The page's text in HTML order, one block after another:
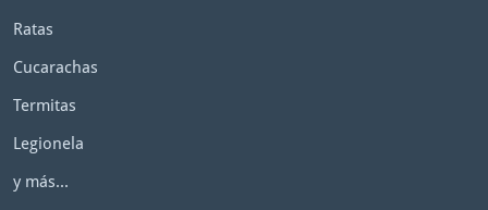
Ratas
Cucarachas
Termitas
Legionela
y más...